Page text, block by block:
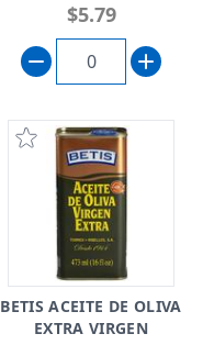
$5.79
BETIS ACEITE DE OLIVA
EXTRA VIRGEN